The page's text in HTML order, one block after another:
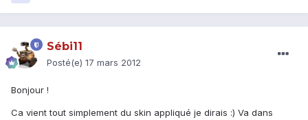
Sébi11
Posté(e) 17 mars 2012
Bonjour !
Ca vient tout simplement du skin appliqué je dirais :) Va dans